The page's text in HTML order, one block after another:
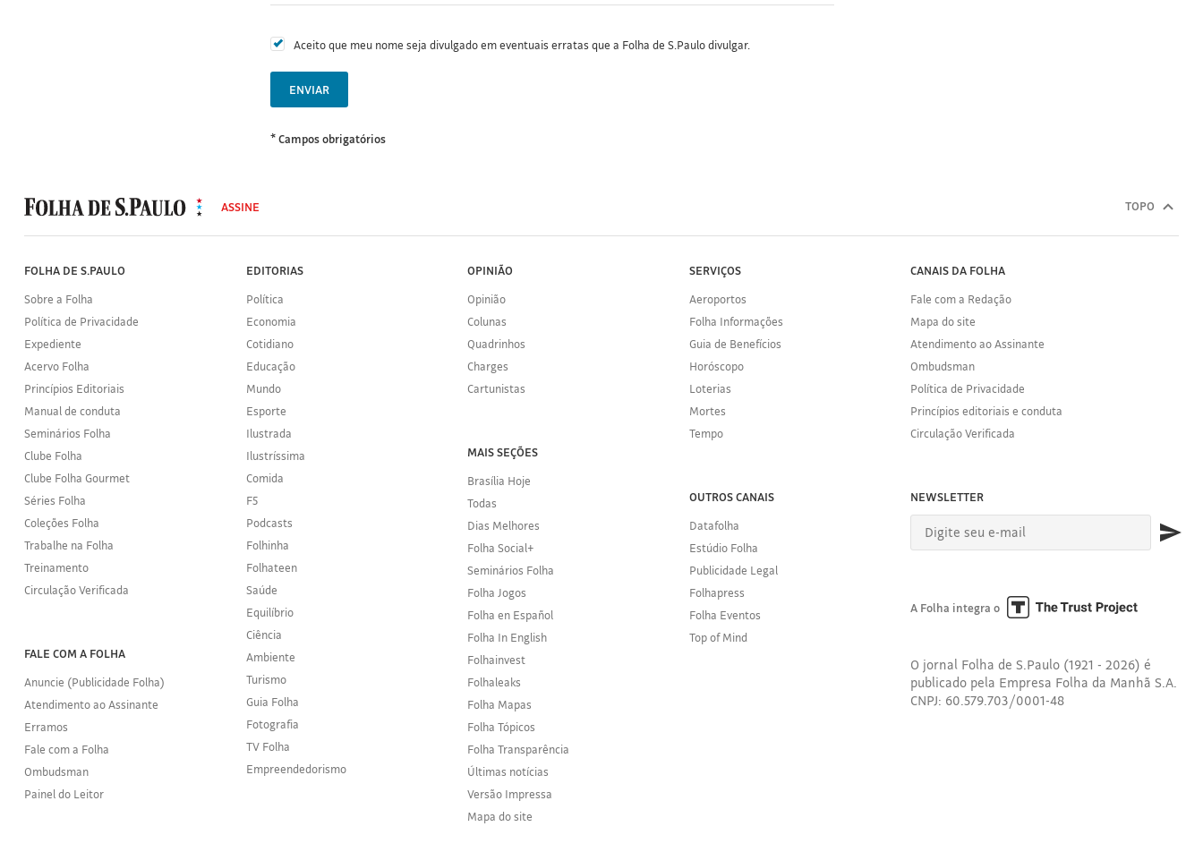
Aceito que meu nome seja divulgado em eventuais erratas que a Folha de S.Paulo divulgar.
ENVIAR
* Campos obrigatórios
Folha
de
S.Paulo
ASSINE TOPO
FOLHA DE S.PAULO
Sobre a Folha
Política de Privacidade
Expediente
Acervo Folha
Princípios Editoriais
Manual de conduta
Seminários Folha
Clube Folha
Clube Folha Gourmet
Séries Folha
Coleções Folha
Trabalhe na Folha
Treinamento
Circulação Verificada
FALE COM A FOLHA
Anuncie (Publicidade Folha)
Atendimento ao Assinante
Erramos
Fale com a Folha
Ombudsman
Painel do Leitor
EDITORIAS
Política
Economia
Cotidiano
Educação
Mundo
Esporte
Ilustrada
Ilustríssima
Comida
F5
Podcasts
Folhinha
Folhateen
Saúde
Equilíbrio
Ciência
Ambiente
Turismo
Guia Folha
Fotografia
TV Folha
Empreendedorismo
OPINIÃO
Opinião
Colunas
Quadrinhos
Charges
Cartunistas
MAIS SEÇÕES
Brasília Hoje
Todas
Dias Melhores
Folha Social+
Seminários Folha
Folha Jogos
Folha en Español
Folha In English
Folhainvest
Folhaleaks
Folha Mapas
Folha Tópicos
Folha Transparência
Últimas notícias
Versão Impressa
Mapa do site
SERVIÇOS
Aeroportos
Folha Informações
Guia de Benefícios
Horóscopo
Loterias
Mortes
Tempo
OUTROS CANAIS
Datafolha
Estúdio Folha
Publicidade Legal
Folhapress
Folha Eventos
Top of Mind
CANAIS DA FOLHA
Fale com a Redação
Mapa do site
Atendimento ao Assinante
Ombudsman
Política de Privacidade
Princípios editoriais e conduta
Circulação Verificada
NEWSLETTER
A Folha integra o
O jornal Folha de S.Paulo (1921 - 2026) é
publicado pela Empresa Folha da Manhã S.A.
CNPJ: 60.579.703/0001-48